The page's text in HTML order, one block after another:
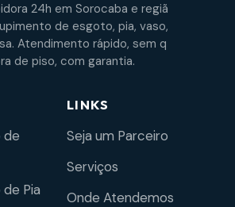
24h em Sorocaba e regiã
de esgoto, pia, vaso,
Atendimento rápido, sem q
de piso, com garantia.
de
Pia
LINKS
Seja um Parceiro
Serviços
Onde Atendemos